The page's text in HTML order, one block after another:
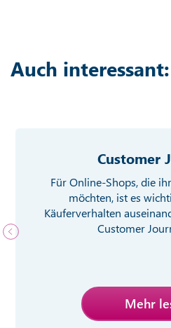
Auch interessant:
Customer
Für Online-Shops, die
möchten, ist es
Käuferverhalten
Customer
Mehr